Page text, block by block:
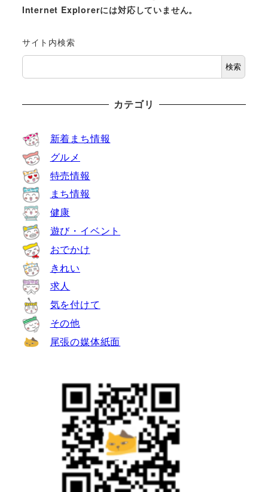
Internet Explorerには対応していません。
サイト内検索
検索
カテゴリ
新着まち情報
グルメ
特売情報
まち情報
健康
遊び・イベント
おでかけ
きれい
求人
気を付けて
その他
尾張の媒体紙面